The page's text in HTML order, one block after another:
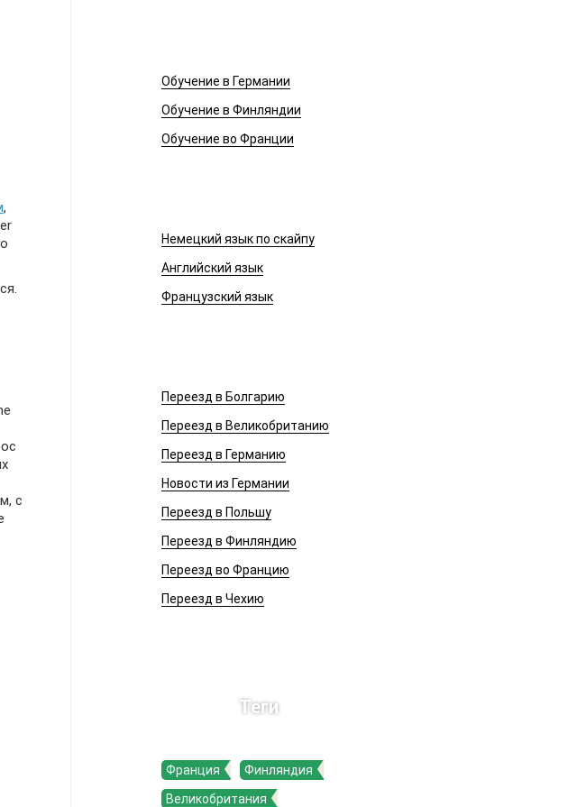
,
с
Обучение в Германии
Обучение в Финляндии
Обучение во Франции
Немецкий язык по скайпу
Английский язык
Французский язык
Переезд в Болгарию
Переезд в Великобританию
Переезд в Германию
Новости из Германии
Переезд в Польшу
Переезд в Финляндию
Переезд во Францию
Переезд в Чехию
Теги
Франция
Финляндия
Великобритания